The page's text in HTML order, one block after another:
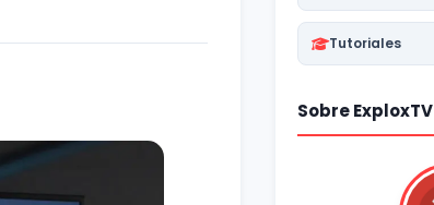
Tutoriales
Sobre ExploxTV